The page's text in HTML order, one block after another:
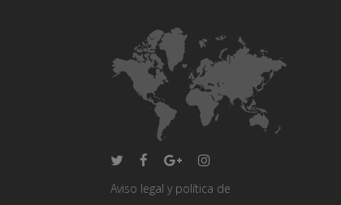
Aviso legal y política de